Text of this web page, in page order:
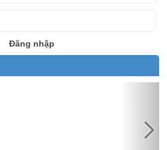
Đăng nhập